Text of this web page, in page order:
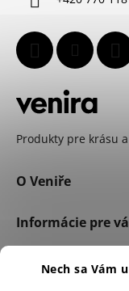
Nech sa Vám
Produkty pre krásu
O Veniře
Informácie pre
Dôležité